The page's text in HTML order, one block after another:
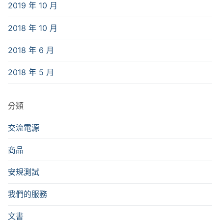
2019 年 10 月
2018 年 10 月
2018 年 6 月
2018 年 5 月
分類
交流電源
商品
安規測試
我們的服務
文書